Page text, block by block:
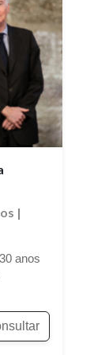
|
anos